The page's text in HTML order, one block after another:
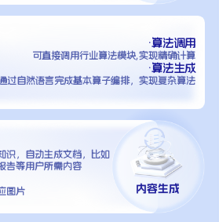
·算法调用
可直接调用行业算法模块,实现精确计算
·算法生成
过自然语言完成基本算子编排，实现复杂算法
识，自动生成文档，比如
告等用户所需内容
图片